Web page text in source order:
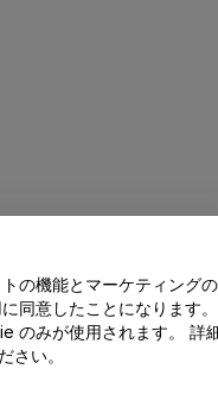
ご連絡下さい
の機能とマーケティング
同意したことになります。
のみが使用されます。 詳
さい。